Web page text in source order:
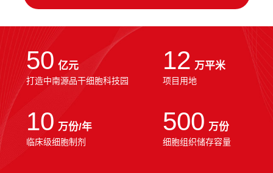
50 亿元
打造中南源品干细胞科技园
12 万平米
项目用地
10 万份/年
临床级细胞制剂
500 万份
细胞组织储存容量